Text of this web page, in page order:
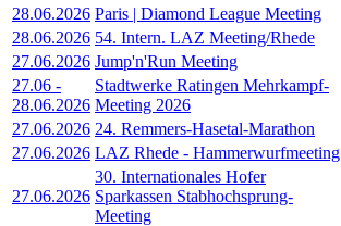
28.06.2026 Paris | Diamond League Meeting
28.06.2026 54. Intern. LAZ Meeting/Rhede
27.06.2026 Jump'n'Run Meeting
27.06 -
28.06.2026
Stadtwerke Ratingen Mehrkampf-
Meeting 2026
27.06.2026 24. Remmers-Hasetal-Marathon
27.06.2026 LAZ Rhede - Hammerwurfmeeting
27.06.2026
30. Internationales Hofer
Sparkassen Stabhochsprung-
Meeting